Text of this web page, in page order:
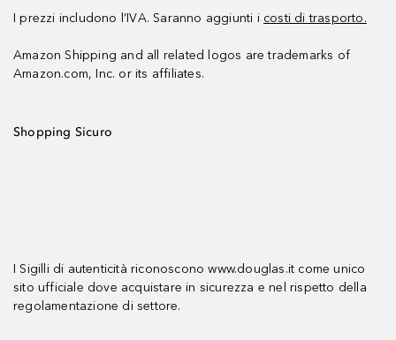
I prezzi includono l’IVA. Saranno aggiunti i costi di trasporto.
Amazon Shipping and all related logos are trademarks of
Amazon.com, Inc. or its affiliates.
Shopping Sicuro
I Sigilli di autenticità riconoscono www.douglas.it come unico
sito ufficiale dove acquistare in sicurezza e nel rispetto della
regolamentazione di settore.